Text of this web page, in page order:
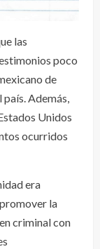
las
poco
de
Además,
Unidos
ocurridos
era
la
criminal con